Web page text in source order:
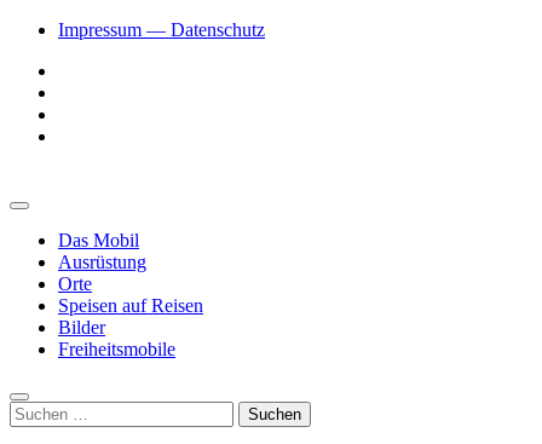
Zum
springen
Impressum — Datenschutz
Freiheitsmobil
Vanlive und Roadtrips
Primäres
Das Mobil
Ausrüstung
Orte
Speisen auf Reisen
Bilder
Freiheitsmobile
Suche
Suchen
nach: